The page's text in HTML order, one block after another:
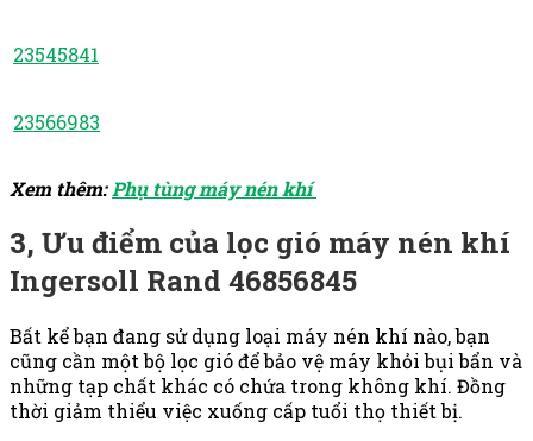
23545841
23566983
Xem thêm:Phụ tùng máy nén khí
3, Ưu điểm của lọc gió máy nén khí
Ingersoll Rand 46856845
Bất kể bạn đang sử dụng loại máy nén khí nào, bạn
cũng cần một bộ lọc gió để bảo vệ máy khỏi bụi bẩn và
những tạp chất khác có chứa trong không khí. Đồng
thời giảm thiểu việc xuống cấp tuổi thọ thiết bị.